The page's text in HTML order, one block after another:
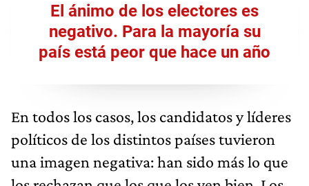
El ánimo de los electores es
negativo. Para la mayoría su
país está peor que hace un año
En todos los casos, los candidatos y líderes
políticos de los distintos países tuvieron
una imagen negativa: han sido más lo que